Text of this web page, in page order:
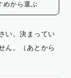
めから選ぶ
い。決まってい
ん。（あとから